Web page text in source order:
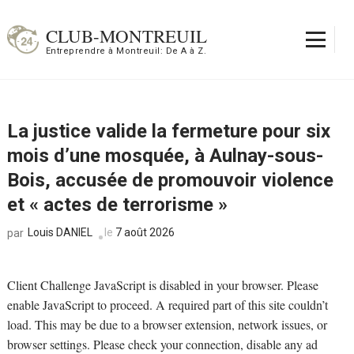
au
contenu
CLUB-MONTREUIL
Entreprendre à Montreuil: De A à Z.
La justice valide la fermeture pour six
mois d’une mosquée, à Aulnay-sous-
Bois, accusée de promouvoir violence
et « actes de terrorisme »
par Louis DANIEL le 7 août 2026
Client Challenge JavaScript is disabled in your browser. Please
enable JavaScript to proceed. A required part of this site couldn’t
load. This may be due to a browser extension, network issues, or
browser settings. Please check your connection, disable any ad